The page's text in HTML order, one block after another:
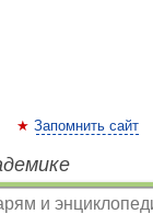
Запомнить сайт